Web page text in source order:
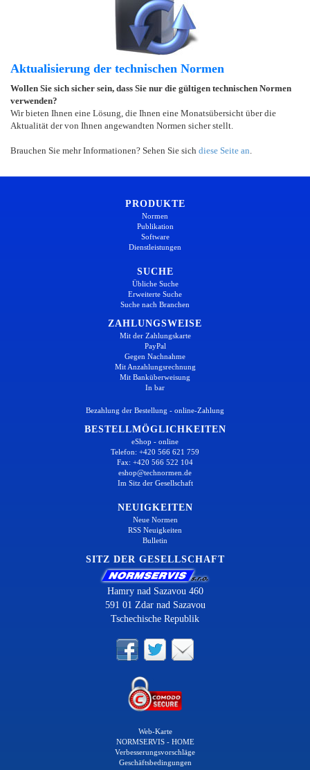
Aktualisierung der technischen Normen
Wollen Sie sich sicher sein, dass Sie nur die gültigen technischen Normen
verwenden?
Wir bieten Ihnen eine Lösung, die Ihnen eine Monatsübersicht über die
Aktualität der von Ihnen angewandten Normen sicher stellt.
Brauchen Sie mehr Informationen? Sehen Sie sich diese Seite an
PRODUKTE
Normen
Publikation
Software
Dienstleistungen
SUCHE
Übliche Suche
Erweiterte Suche
Suche nach Branchen
ZAHLUNGSWEISE
Mit der Zahlungskarte
PayPal
Gegen Nachnahme
Mit Anzahlungsrechnung
Mit Banküberweisung
In bar
Bezahlung der Bestellung - online-Zahlung
BESTELLMÖGLICHKEITEN
eShop - online
Telefon: +420 566 621 759
Fax: +420 566 522 104
eshop@technormen.de
Im Sitz der Gesellschaft
NEUIGKEITEN
Neue Normen
RSS Neuigkeiten
Bulletin
SITZ DER GESELLSCHAFT
Hamry nad Sazavou 460
591 01 Zdar nad Sazavou
Tschechische Republik
Web-Karte
NORMSERVIS - HOME
Verbesserungsvorschläge
Geschäftsbedingungen